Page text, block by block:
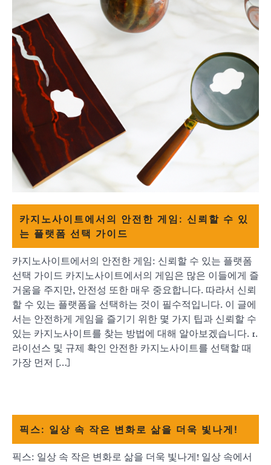
카지노사이트에서의 안전한 게임: 신뢰할 수 있
는 플랫폼 선택 가이드
카지노사이트에서의 안전한 게임: 신뢰할 수 있는 플랫폼
선택 가이드 카지노사이트에서의 게임은 많은 이들에게 즐
거움을 주지만, 안전성 또한 매우 중요합니다. 따라서 신뢰
할 수 있는 플랫폼을 선택하는 것이 필수적입니다. 이 글에
서는 안전하게 게임을 즐기기 위한 몇 가지 팁과 신뢰할 수
있는 카지노사이트를 찾는 방법에 대해 알아보겠습니다. 1.
라이선스 및 규제 확인 안전한 카지노사이트를 선택할 때
가장 먼저 […]
픽스: 일상 속 작은 변화로 삶을 더욱 빛나게!
픽스: 일상 속 작은 변화로 삶을 더욱 빛나게! 일상 속에서